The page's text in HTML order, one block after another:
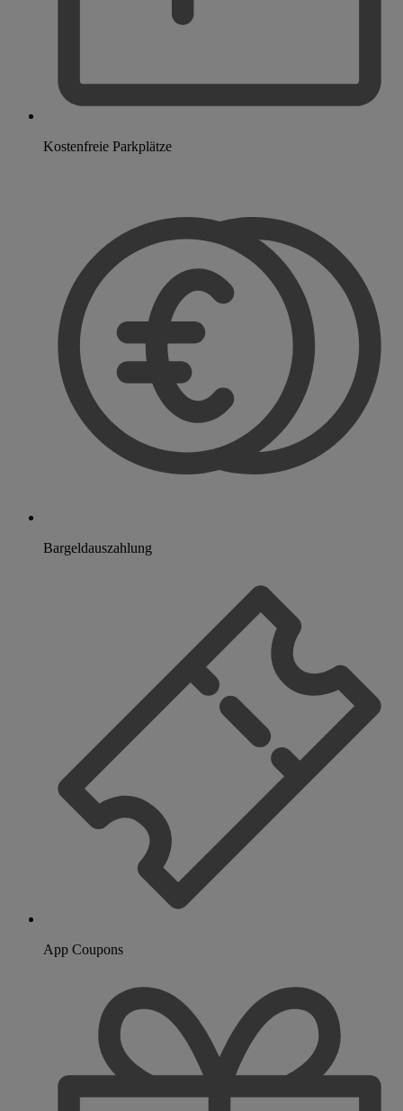
Kostenfreie Parkplätze
Bargeldauszahlung
App Coupons